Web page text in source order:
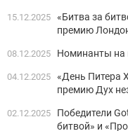
15.12.2025 «Битва за
премию
08.12.2025 Номинанты на
04.12.2025 «День Питера
премию Дух
02.12.2025
Победители
битвой» и